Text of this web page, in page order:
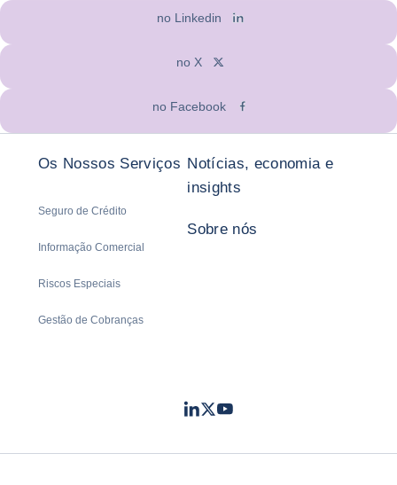
no Linkedin
no X
no Facebook
Os Nossos Serviços
Seguro de Crédito
Informação Comercial
Riscos Especiais
Gestão de Cobranças
Notícias, economia e
insights
Sobre nós
LinkedIn
TwitterYoutube